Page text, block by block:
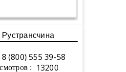
Рынки
край
область
Рустрансчина
(800) 555 39-58
: 13200